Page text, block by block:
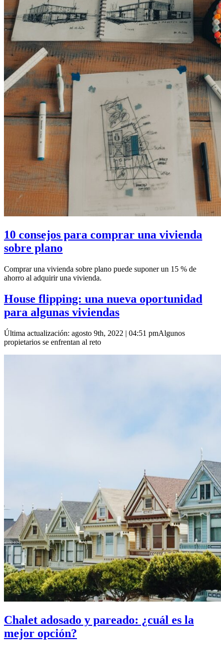
10 consejos para comprar una vivienda
sobre plano
Comprar una vivienda sobre plano puede suponer un 15 % de
ahorro al adquirir una vivienda.
House flipping: una nueva oportunidad
para algunas viviendas
Última actualización: agosto 9th, 2022 | 04:51 pmAlgunos
propietarios se enfrentan al reto
Chalet adosado y pareado: ¿cuál es la
mejor opción?